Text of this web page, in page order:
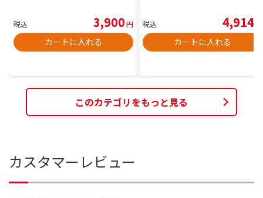
税込 3,900円
カートに入れる
税込 4,914
カートに入れる
このカテゴリをもっと見る
カスタマーレビュー